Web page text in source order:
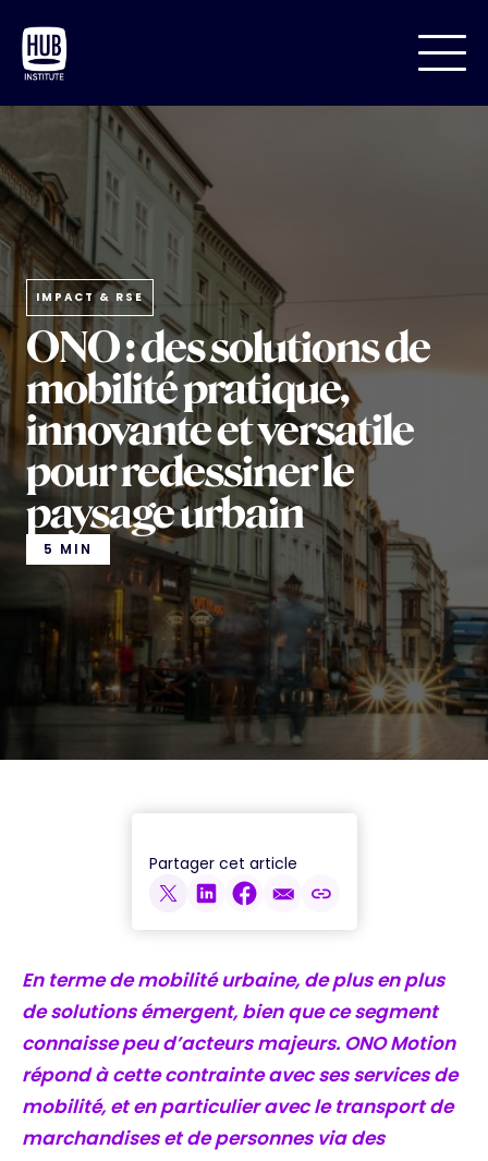
IMPACT & RSE
ONO : des solutions de
mobilité pratique,
innovante et versatile
pour redessiner le
paysage urbain
5 MIN
Partager cet article
En terme de mobilité urbaine, de plus en plus
de solutions émergent, bien que ce segment
connaisse peu d’acteurs majeurs. ONO Motion
répond à cette contrainte avec ses services de
mobilité, et en particulier avec le transport de
marchandises et de personnes via des